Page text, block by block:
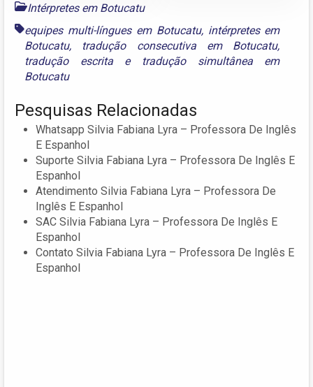
Intérpretes em Botucatu
equipes multi-língues em Botucatu, intérpretes em
Botucatu, tradução consecutiva em Botucatu,
tradução escritae
tradução simultânea em
Botucatu
Pesquisas Relacionadas
Whatsapp Silvia Fabiana Lyra – Professora De Inglês
E Espanhol
Suporte Silvia Fabiana Lyra – Professora De Inglês E
Espanhol
Atendimento Silvia Fabiana Lyra – Professora De
Inglês E Espanhol
SAC Silvia Fabiana Lyra – Professora De Inglês E
Espanhol
Contato Silvia Fabiana Lyra – Professora De Inglês E
Espanhol